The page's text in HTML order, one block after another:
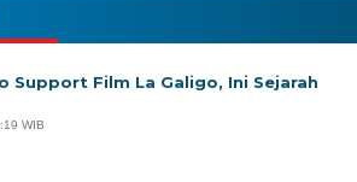
Support Film La Galigo, Ini Sejarah
WIB